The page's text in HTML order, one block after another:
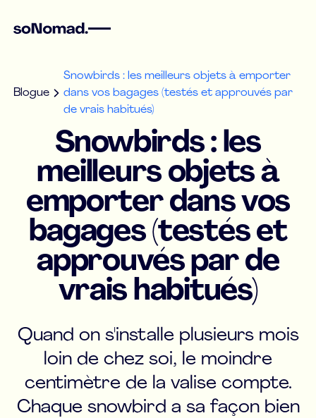
Blogue
Snowbirds : les meilleurs objets à emporter
dans vos bagages (testés et approuvés par
de vrais habitués)
Snowbirds : les
meilleurs objets à
emporter dans vos
bagages (testés et
approuvés par de
vrais habitués)
Quand on s'installe plusieurs mois
loin de chez soi, le moindre
centimètre de la valise compte.
Chaque snowbird a sa façon bien